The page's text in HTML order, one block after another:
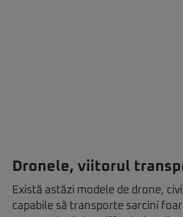
Dronele, viitorul
Există astăzi modele de drone,
capabile să transporte sarcini